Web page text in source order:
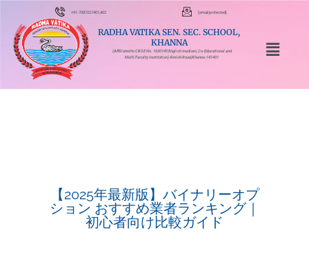
+91-7087027401,402 [email protected]
RADHA VATIKA SEN. SEC. SCHOOL,
KHANNA
(Affiliated to CBSE No. 1630145 English medium, Co-Educational and
Multi Faculty Institution) Amloh Road,Khanna-141401
【2025年最新版】バイナリーオプ
ション おすすめ業者ランキング｜
初心者向け比較ガイド